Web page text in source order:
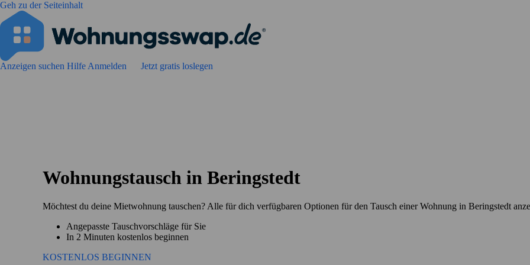
Geh zu der Seiteinhalt
Anzeigen suchen Hilfe Anmelden Jetzt gratis loslegen
Wohnungstausch in Beringstedt
Möchtest du deine Mietwohnung tauschen? Alle für dich verfügbaren Optionen für den Tausch einer Wohnung in Beringstedt
Angepasste Tauschvorschläge für Sie
In 2 Minuten kostenlos beginnen
KOSTENLOS BEGINNEN